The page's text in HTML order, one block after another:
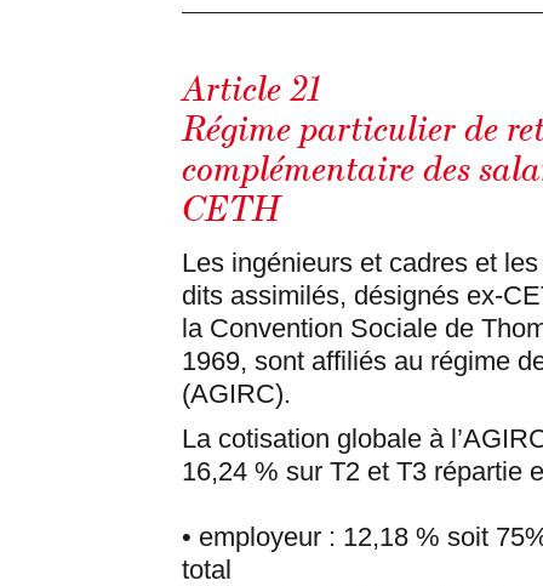
Article 21
Régime particulier de
complémentaire des
CETH
Les ingénieurs et cadres et
dits assimilés, désignés
la Convention Sociale de
1969, sont affiliés au régime
(AGIRC).
La cotisation globale à
16,24 % sur T2 et T3 répartie
• employeur : 12,18 % soit
total